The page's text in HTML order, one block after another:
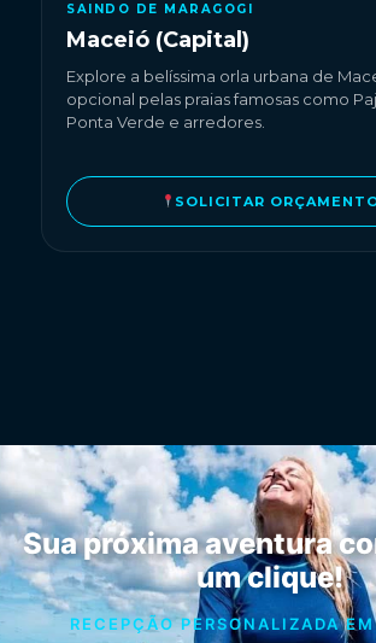
SAINDO DE MARAGOGI
Maceió (Capital)
Explore a belíssima orla urbana de
opcional pelas praias famosas como
Ponta Verde e arredores.
SOLICITAR
Sua próxima aventura
um clique!
RECEPÇÃO PERSONALIZADA